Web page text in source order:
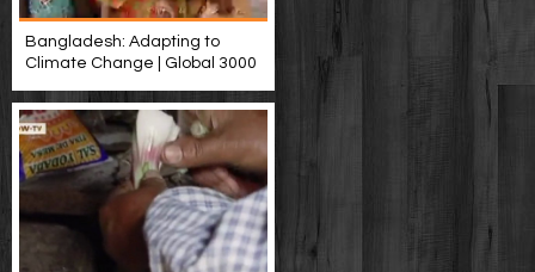
Bangladesh: Adapting to
Climate Change | Global 3000